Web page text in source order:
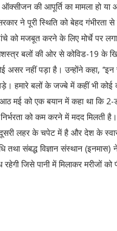
की आपूर्ति का मामला हो या
ने पूरी स्थिति को बेहद गंभीरता से
को मजबूत करने के लिए मोर्चे पर
सशस्त्र बलों की ओर से कोविड-19 के
असर नहीं पड़ा है। उन्होंने कहा,
हमारे बलों के जज्बे में कहीं भी कोई
आठ मई को एक बयान में कहा था कि
को कम करने में मदद मिलती
दूसरी लहर के चपेट में है और देश के
संबद्ध विज्ञान संस्थान (इनमास) ने
जिसे पानी में मिलाकर मरीजों को